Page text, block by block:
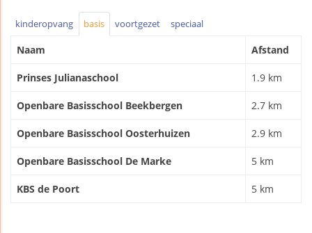
kinderopvang basis voortgezet speciaal
Naam Afstand
Prinses Julianaschool 1.9 km
Openbare Basisschool Beekbergen 2.7 km
Openbare Basisschool Oosterhuizen 2.9 km
Openbare Basisschool De Marke 5 km
KBS de Poort 5 km